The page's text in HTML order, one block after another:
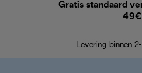
Gratis standaard
49€
Levering binnen